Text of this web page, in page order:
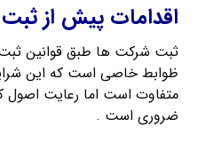
اقدامات پیش از
ثبت شرکت ها طبق قوانین
ظوابط خاصی است که این
متفاوت است اما رعایت
ضروری است .